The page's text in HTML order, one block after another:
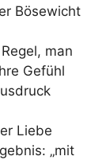
Bösewicht
man
Gefühl
Liebe
„mit